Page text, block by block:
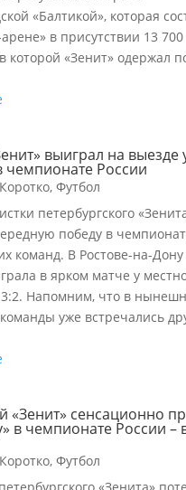
«Балтикой», которая
в присутствии 13 700
которой «Зенит» одержал
выиграл на выезде
чемпионате России
Коротко, Футбол
петербургского
победу в
команд. В Ростове-на-
в ярком матче у
3:2. Напомним, что в
уже встречались
«Зенит» сенсационно
в чемпионате России –
Коротко, Футбол